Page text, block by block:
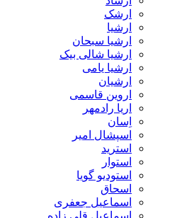
ارشک
ارشیا
ارشیا سبحان
ارشیا شالی بیک
ارشیا یامی
ارشیان
اروین قاسمی
اریا رادمهر
اِسان
اسپشال امیر
استرید
استوار
استودیو گویا
اسحاق
اسماعیل جعفری
اسماعیل قلی زاده